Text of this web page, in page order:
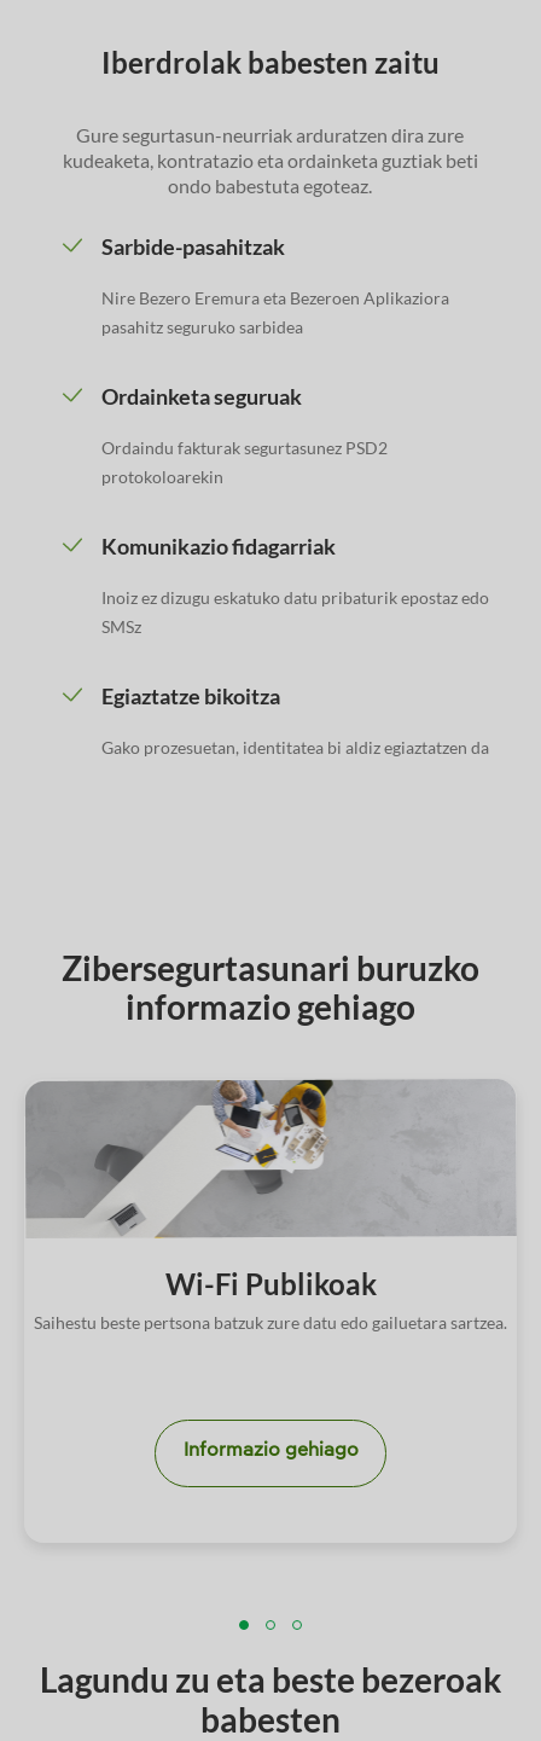
Iberdrolak babesten zaitu
Gure segurtasun-neurriak arduratzen dira zure
kudeaketa, kontratazio eta ordainketa guztiak beti
ondo babestuta egoteaz.
Sarbide-pasahitzak
Nire Bezero Eremura eta Bezeroen Aplikaziora
pasahitz seguruko sarbidea
Ordainketa seguruak
Ordaindu fakturak segurtasunez PSD2
protokoloarekin
Komunikazio fidagarriak
Inoiz ez dizugu eskatuko datu pribaturik epostaz edo
SMSz
Egiaztatze bikoitza
Gako prozesuetan, identitatea bi aldiz egiaztatzen da
Zibersegurtasunari buruzko
informazio gehiago
Wi-Fi Publikoak
Saihestu beste pertsona batzuk zure datu edo gailuetara sartzea.
Informazio gehiago
Lagundu zu eta beste bezeroak
babesten